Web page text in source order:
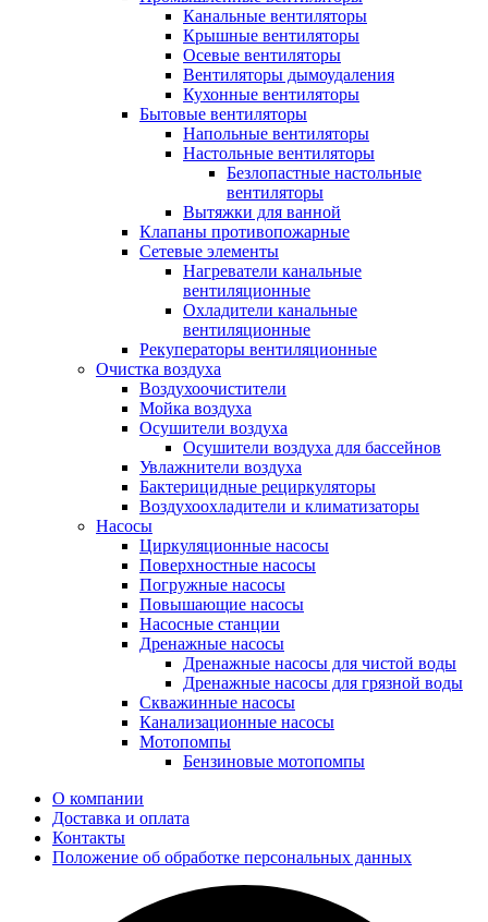
Канальные вентиляторы
Крышные вентиляторы
Осевые вентиляторы
Вентиляторы дымоудаления
Кухонные вентиляторы
Бытовые вентиляторы
Напольные вентиляторы
Настольные вентиляторы
Безлопастные настольные
вентиляторы
Вытяжки для ванной
Клапаны противопожарные
Сетевые элементы
Нагреватели канальные
вентиляционные
Охладители канальные
вентиляционные
Рекуператоры вентиляционные
Очистка воздуха
Воздухоочистители
Мойка воздуха
Осушители воздуха
Осушители воздуха для бассейнов
Увлажнители воздуха
Бактерицидные рециркуляторы
Воздухоохладители и климатизаторы
Насосы
Циркуляционные насосы
Поверхностные насосы
Погружные насосы
Повышающие насосы
Насосные станции
Дренажные насосы
Дренажные насосы для чистой воды
Дренажные насосы для грязной воды
Скважинные насосы
Канализационные насосы
Мотопомпы
Бензиновые мотопомпы
О компании
Доставка и оплата
Контакты
Положение об обработке персональных данных